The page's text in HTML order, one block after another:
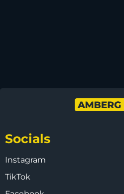
Socials
Instagram
TikTok